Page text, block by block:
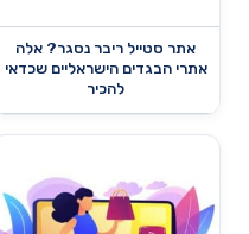
אתר סטייל ריבר נסגר? אלה
אתרי הבגדים הישראליים שכדאי
להכיר